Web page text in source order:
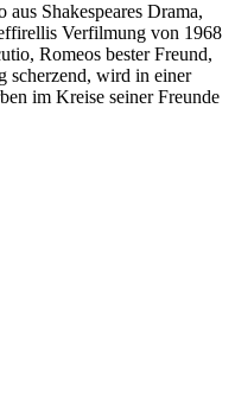
Shakespeares Drama,
Verfilmung von 1968
Romeos bester Freund,
scherzend, wird in einer
im Kreise seiner Freunde